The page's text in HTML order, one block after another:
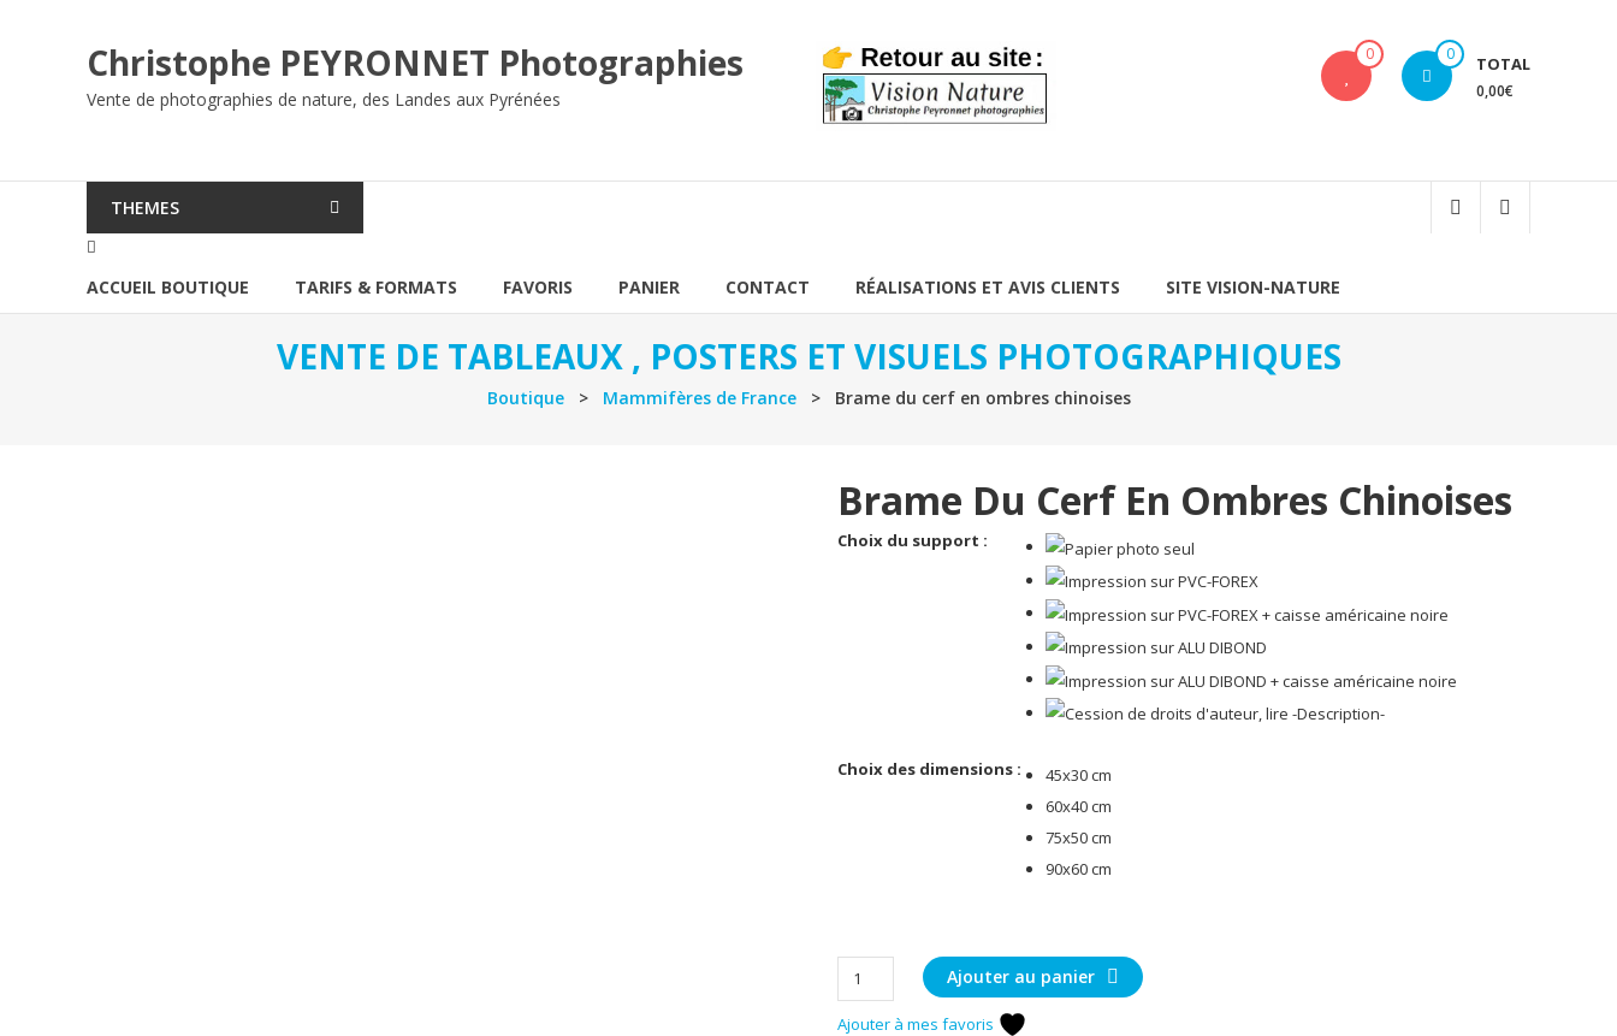
Christophe PEYRONNET Photographies
Vente de photographies de nature, des Landes aux Pyrénées
0 0 TOTAL
0,00€
THEMES
ACCUEIL BOUTIQUE TARIFS & FORMATS FAVORIS PANIER CONTACT RÉALISATIONS ET AVIS CLIENTS SITE VISION-NATURE
VENTE DE TABLEAUX , POSTERS ET VISUELS PHOTOGRAPHIQUES
Boutique> Mammifères de France> Brame du cerf en ombres chinoises
Brame Du Cerf En Ombres Chinoises
Choix du support :
Choix des dimensions :
45x30 cm
60x40 cm
75x50 cm
90x60 cm
quantité
de
Brame
Ajouter au panier
Ajouter à mes favoris